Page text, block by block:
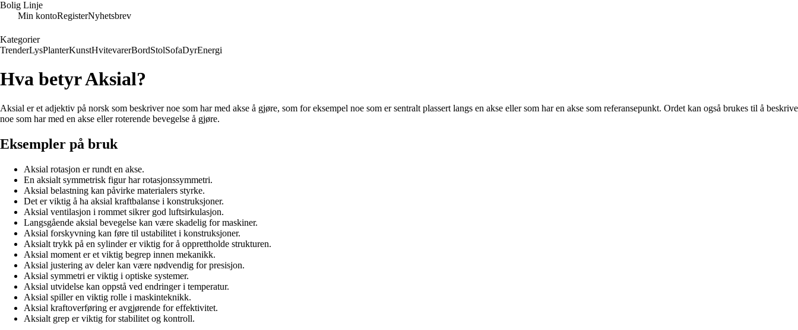
Bolig Linje
Min kontoRegisterNyhetsbrev
Kategorier
TrenderLysPlanterKunstHvitevarerBordStolSofaDyrEnergi
Hva betyr Aksial?
Aksial er et adjektiv på norsk som beskriver noe som har med akse å gjøre, som for eksempel noe som er sentralt plassert langs en akse eller som har en akse som referansepunkt. Ordet kan også brukes til å beskrive
noe som har med en akse eller roterende bevegelse å gjøre.
Eksempler på bruk
Aksial rotasjon er rundt en akse.
En aksialt symmetrisk figur har rotasjonssymmetri.
Aksial belastning kan påvirke materialers styrke.
Det er viktig å ha aksial kraftbalanse i konstruksjoner.
Aksial ventilasjon i rommet sikrer god luftsirkulasjon.
Langsgående aksial bevegelse kan være skadelig for maskiner.
Aksial forskyvning kan føre til ustabilitet i konstruksjoner.
Aksialt trykk på en sylinder er viktig for å opprettholde strukturen.
Aksial moment er et viktig begrep innen mekanikk.
Aksial justering av deler kan være nødvendig for presisjon.
Aksial symmetri er viktig i optiske systemer.
Aksial utvidelse kan oppstå ved endringer i temperatur.
Aksial spiller en viktig rolle i maskinteknikk.
Aksial kraftoverføring er avgjørende for effektivitet.
Aksialt grep er viktig for stabilitet og kontroll.